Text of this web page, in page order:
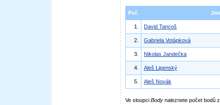
Poř.
1. David Tancoš
2. Gabriela Votápková
3. Nikolas Jandečka
4. Aleš Lipenský
5. Aleš Novák
Ve sloupci Body naleznete počet bodů